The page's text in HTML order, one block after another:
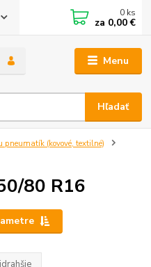
Menu
Hľadať
0 ks
za 0,00 €
pneumatík (kovové, textilné)
80 R16